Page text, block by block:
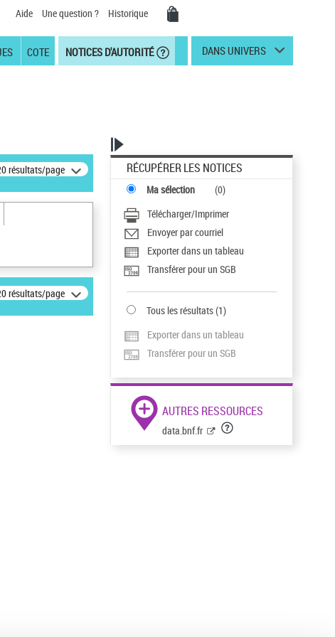
Aide Une question ? Historique
COTE NOTICES D'AUTORITÉ DANS UNIVERS
résultats/page
résultats/page
RÉCUPÉRER LES NOTICES
Ma sélection (0)
Télécharger/Imprimer
Envoyer par courriel
Exporter dans un tableau
Transférer pour un SGB
Tous les résultats(1)
Exporter dans un tableau
Transférer pour un SGB
AUTRES RESSOURCES
data.bnf.fr